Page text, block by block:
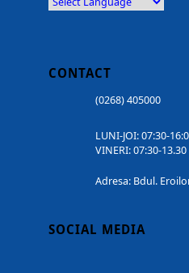
CONTACT
(0268) 405000
LUNI-JOI: 07:30-
VINERI: 07:30-13.30
Adresa: Bdul.
SOCIAL MEDIA